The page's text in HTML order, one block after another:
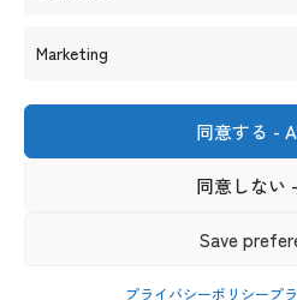
Marketing
同意する -
同意しない
Save
プライバシーポリシープ
サイト利用規約プ